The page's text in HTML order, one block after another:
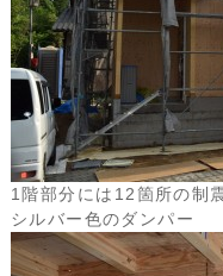
1階部分には12箇所の制
シルバー色のダンパー